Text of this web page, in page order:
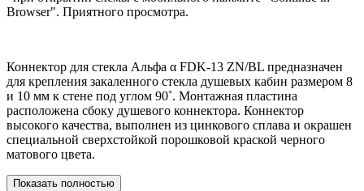
Browser". Приятного просмотра.
Коннектор для стекла Альфа α FDK-13 ZN/BL предназначен
для крепления закаленного стекла душевых кабин размером 8
и 10 мм к стене под углом 90˚. Монтажная пластина
расположена сбоку душевого коннектора. Коннектор
высокого качества, выполнен из цинкового сплава и окрашен
специальной сверхстойкой порошковой краской черного
матового цвета.
Показать полностью